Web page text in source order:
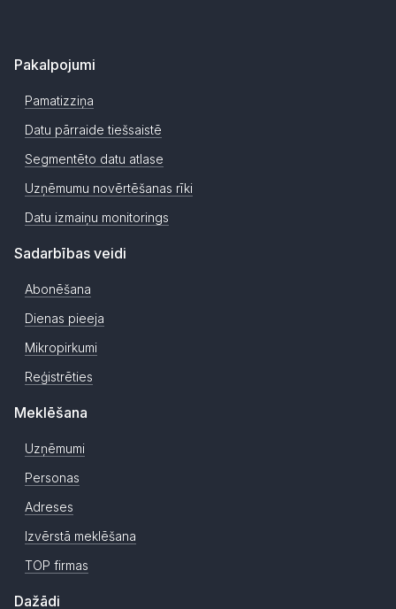
Pakalpojumi
Pamatizziņa
Datu pārraide tiešsaistē
Segmentēto datu atlase
Uzņēmumu novērtēšanas rīki
Datu izmaiņu monitorings
Sadarbības veidi
Abonēšana
Dienas pieeja
Mikropirkumi
Reģistrēties
Meklēšana
Uzņēmumi
Personas
Adreses
Izvērstā meklēšana
TOP firmas
Dažādi